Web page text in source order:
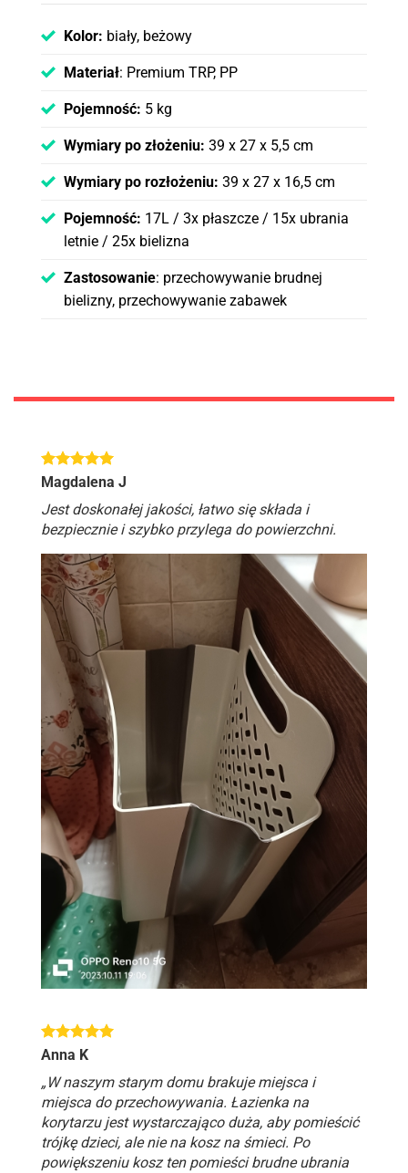
Kolor: biały, beżowy
Materiał: Premium TRP, PP
Pojemność: 5 kg
Wymiary po złożeniu: 39 x 27 x 5,5 cm
Wymiary po rozłożeniu: 39 x 27 x 16,5 cm
Pojemność: 17L / 3x płaszcze / 15x ubrania
letnie / 25x bielizna
Zastosowanie: przechowywanie brudnej
bielizny, przechowywanie zabawek
Magdalena J
Jest doskonałej jakości, łatwo się składa i
bezpiecznie i szybko przylega do powierzchni.
Anna K
„W naszym starym domu brakuje miejsca i
miejsca do przechowywania. Łazienka na
korytarzu jest wystarczająco duża, aby pomieścić
trójkę dzieci, ale nie na kosz na śmieci. Po
powiększeniu kosz ten pomieści brudne ubrania